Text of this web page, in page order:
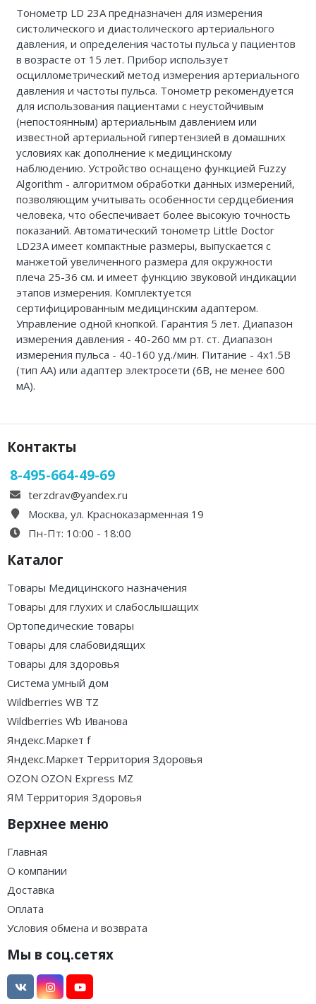
Тонометр LD 23А предназначен для измерения
систолического и диастолического артериального
давления, и определения частоты пульса у пациентов
в возрасте от 15 лет. Прибор использует
осциллометрический метод измерения артериального
давления и частоты пульса. Тонометр рекомендуется
для использования пациентами с неустойчивым
(непостоянным) артериальным давлением или
известной артериальной гипертензией в домашних
условиях как дополнение к медицинскому
наблюдению. Устройство оснащено функцией Fuzzy
Algorithm - алгоритмом обработки данных измерений,
позволяющим учитывать особенности сердцебиения
человека, что обеспечивает более высокую точность
показаний. Автоматический тонометр Little Doctor
LD23А имеет компактные размеры, выпускается с
манжетой увеличенного размера для окружности
плеча 25-36 см. и имеет функцию звуковой индикации
этапов измерения. Комплектуется
сертифицированным медицинским адаптером.
Управление одной кнопкой. Гарантия 5 лет. Диапазон
измерения давления - 40-260 мм рт. ст. Диапазон
измерения пульса - 40-160 уд./мин. Питание - 4х1.5В
(тип АА) или адаптер электросети (6В, не менее 600
мА).
Контакты
8-495-664-49-69
terzdrav@yandex.ru
Москва, ул. Красноказарменная 19
Пн-Пт: 10:00 - 18:00
Каталог
Товары Медицинского назначения
Товары для глухих и слабослышащих
Ортопедические товары
Товары для слабовидящих
Товары для здоровья
Система умный дом
Wildberries WB TZ
Wildberries Wb Иванова
Яндекс.Маркет f
Яндекс.Маркет Территория Здоровья
OZON OZON Express MZ
ЯМ Территория Здоровья
Верхнее меню
Главная
О компании
Доставка
Оплата
Условия обмена и возврата
Мы в соц.сетях
Акупунктурные иглы
Санитарные приспособления
Каталог 1